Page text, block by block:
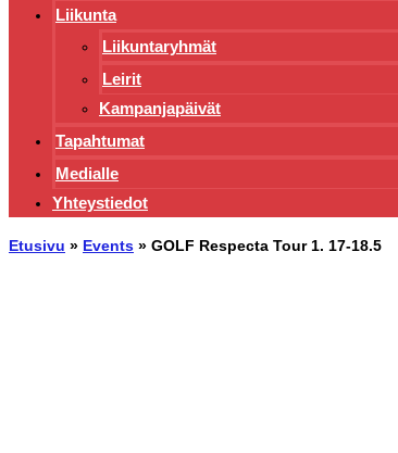
Liikunta
Liikuntaryhmät
Leirit
Kampanjapäivät
Tapahtumat
Medialle
Yhteystiedot
Etusivu » Events » GOLF Respecta Tour 1. 17-18.5